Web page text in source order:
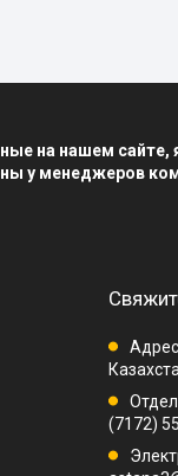
на нашем сайте,
у менеджеров
(7172)